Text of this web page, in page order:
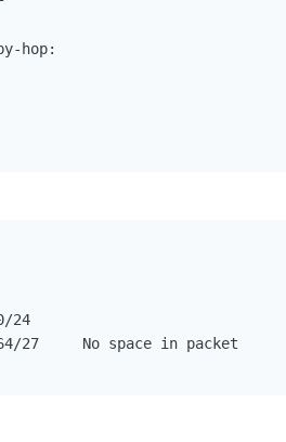
hop:
24
27     No space in packet